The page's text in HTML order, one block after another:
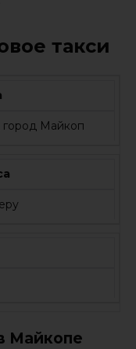
такси
город Майкоп
Майкопе